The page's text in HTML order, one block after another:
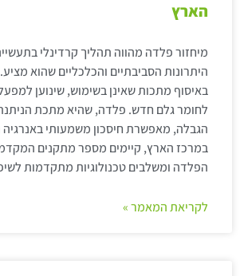
הארץ
מיחזור פלדה מהווה תהליך קרדינלי
היתרונות הסביבתיים והכלכליים שהוא
באיסוף מתכות שאינן בשימוש, שינוען
לחומר גלם חדש. פלדה, שהיא מתכת
הגבלה, מאפשרת חיסכון משמעותי
במרכז הארץ, קיימים מספר מתקנים
הפלדה ומשלבים טכנולוגיות מתקדמות
לקריאת המאמר »